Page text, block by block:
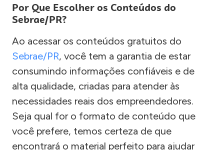
Por Que Escolher os Conteúdos do
Sebrae/PR?
Ao acessar os conteúdos gratuitos do
Sebrae/PR, você tem a garantia de estar
consumindo informações confiáveis e de
alta qualidade, criadas para atender às
necessidades reais dos empreendedores.
Seja qual for o formato de conteúdo que
você prefere, temos certeza de que
encontrará o material perfeito para ajudar